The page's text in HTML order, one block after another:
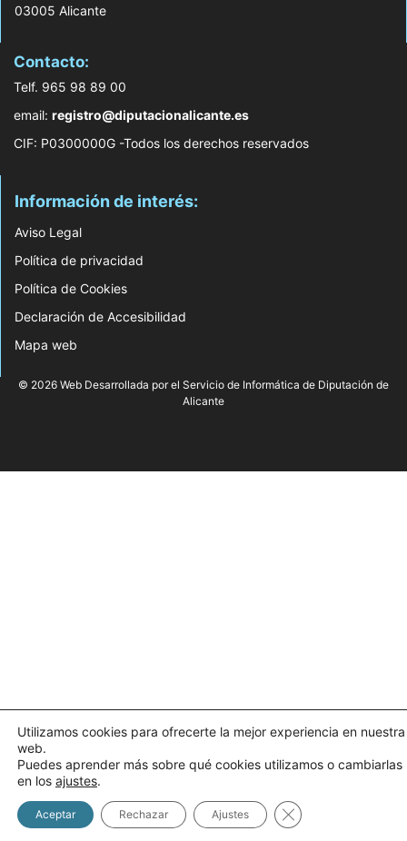
03005 Alicante
Contacto:
Telf. 965 98 89 00
email: registro@diputacionalicante.es
CIF: P0300000G -Todos los derechos reservados
Información de interés:
Aviso Legal
Política de privacidad
Política de Cookies
Declaración de Accesibilidad
Mapa web
© 2026 Web Desarrollada por el Servicio de Informática de Diputación de
Alicante
Utilizamos cookies para ofrecerte la mejor experiencia en nuestra
web.
Puedes aprender más sobre qué cookies utilizamos o cambiarlas
en los ajustes.
Aceptar Rechazar Ajustes Cerrar el banner de